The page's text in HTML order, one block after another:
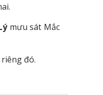
mưu sát Mắc
đó.